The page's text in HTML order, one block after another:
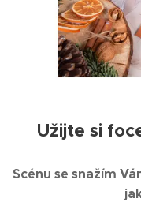
Užijte si
Scénu se snažím